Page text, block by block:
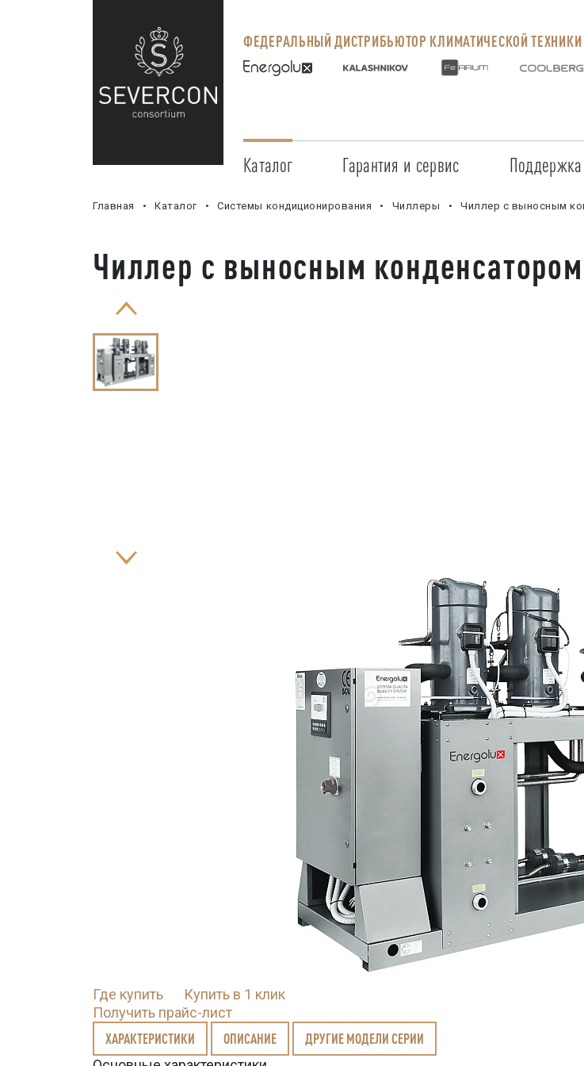
ФЕДЕРАЛЬНЫЙ ДИСТРИБЬЮТОР КЛИМАТИЧЕСКОЙ ТЕХНИКИ
Каталог Гарантия и сервис
Сервисные центры
Прайс-лист на услуги
Поддержка
Главная Каталог Системы кондиционирования Чиллеры Чиллер с выносным
Чиллер с выносным
Где купить
Купить в 1 клик
Получить прайс-лист
ХАРАКТЕРИСТИКИ ОПИСАНИЕ ДРУГИЕ МОДЕЛИ СЕРИИ